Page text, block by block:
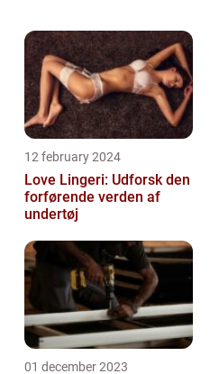
12 february 2024
Love Lingeri: Udforsk den
forførende verden af
undertøj
01 december 2023